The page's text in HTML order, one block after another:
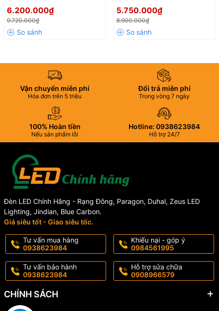
6.200.000₫
9.720.000₫
5.750.000₫
8.900.000₫
Vận chuyển miễn phí
Hóa đơn trên 5 triệu
Đổi trả miễn phí
Trong vòng 7 ngày
100% Hoàn tiền
Nếu sản phẩm lỗi
Hotline: 0938623984
Hỗ trợ 24/7
Đèn LED Chính Hãng - Rạng Đông, Paragon, Duhal, Zeus LED
Lighting, Jindian, Blue Carbon.
Giá siêu tốt - Giao siêu tốc.
Tư vấn mua hàng
0938623984
Khiếu nại - góp ý
0984561995
Tư vấn bảo hành
0938623984
Hỗ trợ sửa chữa
0908966579
CHÍNH SÁCH